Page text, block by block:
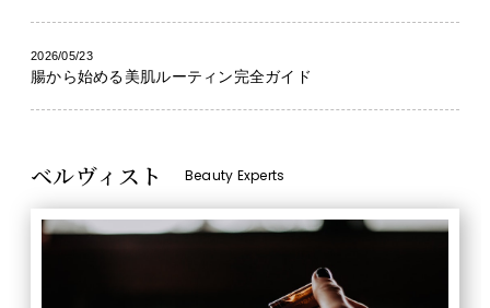
2026/05/23
腸から始める美肌ルーティン完全ガイド
ベルヴィスト Beauty Experts